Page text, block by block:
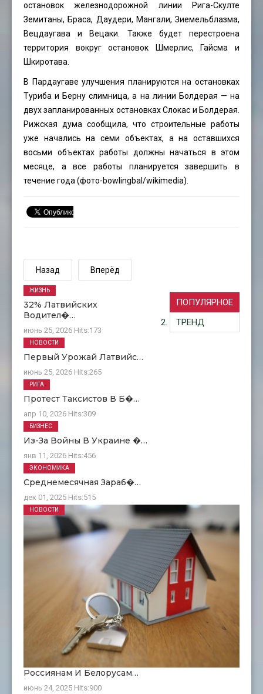
остановок железнодорожной линии Рига-Скулте
Земитаны, Браса, Даудери, Мангали, Зиемельблазма,
Вецдаугава и Вецаки. Также будет перестроена
территория вокруг остановок Шмерлис, Гайсма и
Шкиротава.
В Пардаугаве улучшения планируются на остановках
Туриба и Берну слимница, а на линии Болдерая — на
двух запланированных остановках Слокас и Болдерая.
Рижская дума сообщила, что строительные работы
уже начались на семи объектах, а на оставшихся
восьми объектах работы должны начаться в этом
месяце, а все работы планируется завершить в
течение года (фото-bowlingbal/wikimedia).
Назад Вперёд
ПОПУЛЯРНОЕ
ТРЕНД
32% Латвийских
Водител�…
июнь 25, 2026 Hits:173
ЖИЗНЬ
Первый Урожай Латвийс…
июнь 25, 2026 Hits:265
НОВОСТИ
Протест Таксистов В Б�…
апр 10, 2026 Hits:309
РИГА
Из-За Войны В Украине �…
янв 11, 2026 Hits:456
БИЗНЕС
Среднемесячная Зараб�…
дек 01, 2025 Hits:515
ЭКОНОМИКА
Россиянам И Белорусам…
июнь 24, 2025 Hits:900
НОВОСТИ